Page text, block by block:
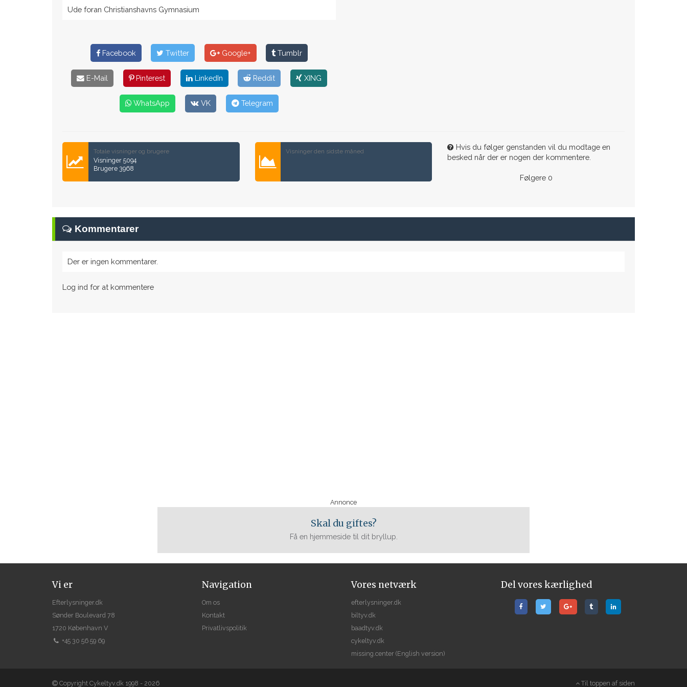
Ude foran Christianshavns Gymnasium
Facebook Twitter Google+ Tumblr
E-Mail Pinterest LinkedIn Reddit XING
WhatsApp VK Telegram
Totale visninger og brugere
Visninger 5094
Brugere 3968
Visninger den sidste måned
Hvis du følger genstanden vil du modtage en
besked når der er nogen der kommentere.
Følgere 0
Kommentarer
Der er ingen kommentarer.
Log ind for at kommentere
Annonce
Skal du giftes?
Få en hjemmeside til dit bryllup.
Vi er
Efterlysninger.dk
Sønder Boulevard 78
1720 København V
+45 30 56 59 69
Navigation
Om os
Kontakt
Privatlivspolitik
Vores netværk
efterlysninger.dk
biltyv.dk
baadtyv.dk
cykeltyv.dk
missing.center (English version)
Del vores kærlighed
Copyright Cykeltyv.dk 1998 - 2026 Til toppen af siden